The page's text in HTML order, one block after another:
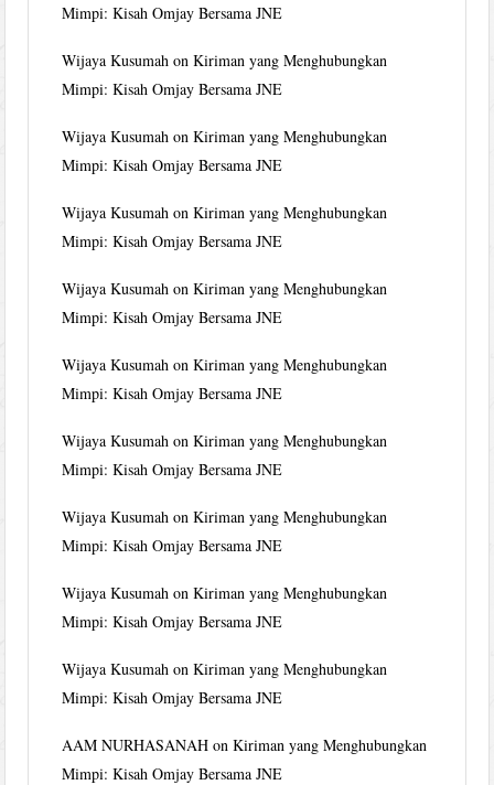
Mimpi: Kisah Omjay Bersama JNE
Wijaya Kusumah onKiriman yang Menghubungkan
Mimpi: Kisah Omjay Bersama JNE
Wijaya Kusumah onKiriman yang Menghubungkan
Mimpi: Kisah Omjay Bersama JNE
Wijaya Kusumah onKiriman yang Menghubungkan
Mimpi: Kisah Omjay Bersama JNE
Wijaya Kusumah onKiriman yang Menghubungkan
Mimpi: Kisah Omjay Bersama JNE
Wijaya Kusumah onKiriman yang Menghubungkan
Mimpi: Kisah Omjay Bersama JNE
Wijaya Kusumah onKiriman yang Menghubungkan
Mimpi: Kisah Omjay Bersama JNE
Wijaya Kusumah onKiriman yang Menghubungkan
Mimpi: Kisah Omjay Bersama JNE
Wijaya Kusumah onKiriman yang Menghubungkan
Mimpi: Kisah Omjay Bersama JNE
Wijaya Kusumah onKiriman yang Menghubungkan
Mimpi: Kisah Omjay Bersama JNE
AAM NURHASANAH onKiriman yang Menghubungkan
Mimpi: Kisah Omjay Bersama JNE